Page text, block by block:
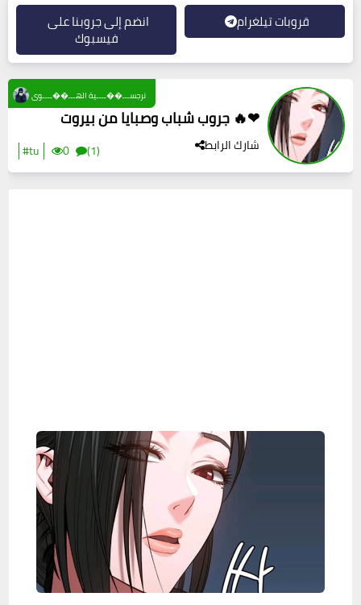
انضم إلى جروبنا على
فيسبوك
قروبات تيلغرام
جروب شباب وصبايا من بيروت 🔥❤
شارك الرابط #tu 0 (1)
نرجســـ��ــــية الهـــ��ــــوى